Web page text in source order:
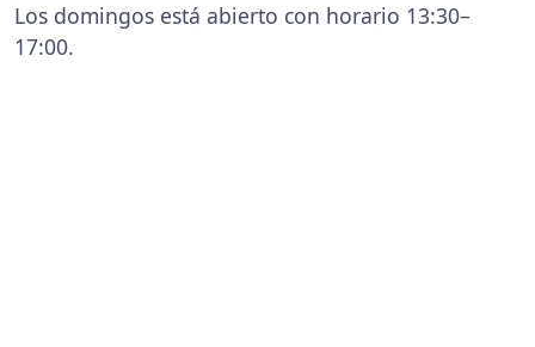
Los domingos está abierto con horario 13:30–
17:00.